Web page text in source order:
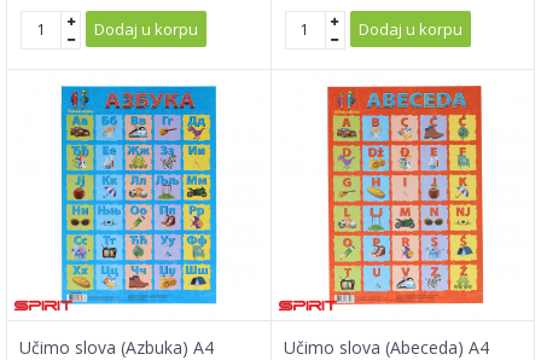
Dodaj u korpu Dodaj u korpu
Učimo slova (Azbuka) A4 Učimo slova (Abeceda) A4